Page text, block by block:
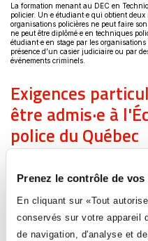
Prenez le contrôle de vos
En cliquant sur «Tout
conservés sur votre appareil
de navigation, d'analyse et
La formation menant au DEC en
policier. Un·e étudiant·e qui obtient
organisations policières ne peut faire
ne peut être diplômé·e en techniques
étudiant·e en stage par les
présence d’un casier judiciaire ou par
événements criminels.
Exigences
être admis·e à
police du Québec
(DEC) en Techniques
spécifiques
de l’ENPQ:
Avant d’effectuer le